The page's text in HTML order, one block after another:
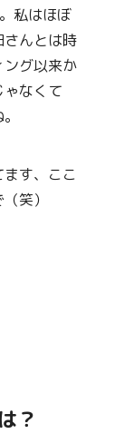
私はほぼ
んとは時
グ以来か
なくて
す、ここ
笑）
？